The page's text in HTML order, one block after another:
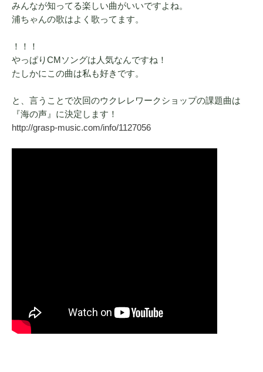
みんなが知ってる楽しい曲がいいですよね。
浦ちゃんの歌はよく歌ってます。
！！！
やっぱりCMソングは人気なんですね！
たしかにこの曲は私も好きです。
と、言うことで次回のウクレレワークショップの課題曲は
『海の声』に決定します！
http://grasp-music.com/info/1127056